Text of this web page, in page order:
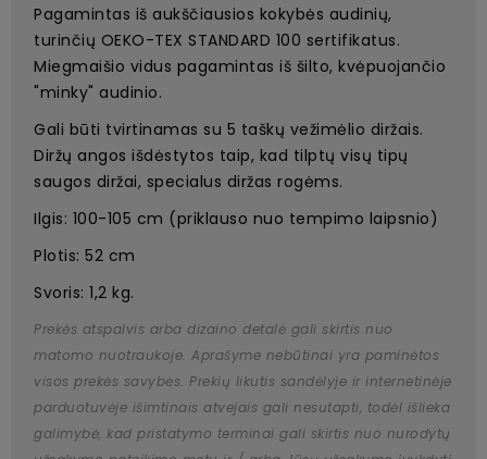
Pagamintas iš aukščiausios kokybės audinių,
turinčių OEKO-TEX STANDARD 100 sertifikatus.
Miegmaišio vidus pagamintas iš šilto, kvėpuojančio
"minky" audinio.
Gali būti tvirtinamas su 5 taškų vežimėlio diržais.
Diržų angos išdėstytos taip, kad tilptų visų tipų
saugos diržai, specialus diržas rogėms.
Ilgis: 100-105 cm (priklauso nuo tempimo laipsnio)
Plotis: 52 cm
Svoris: 1,2 kg.
Prekės atspalvis arba dizaino detalė gali skirtis nuo
matomo nuotraukoje. Aprašyme nebūtinai yra paminėtos
visos prekės savybės. Prekių likutis sandėlyje ir internetinėje
parduotuvėje išimtinais atvejais gali nesutapti, todėl išlieka
galimybė, kad pristatymo terminai gali skirtis nuo nurodytų